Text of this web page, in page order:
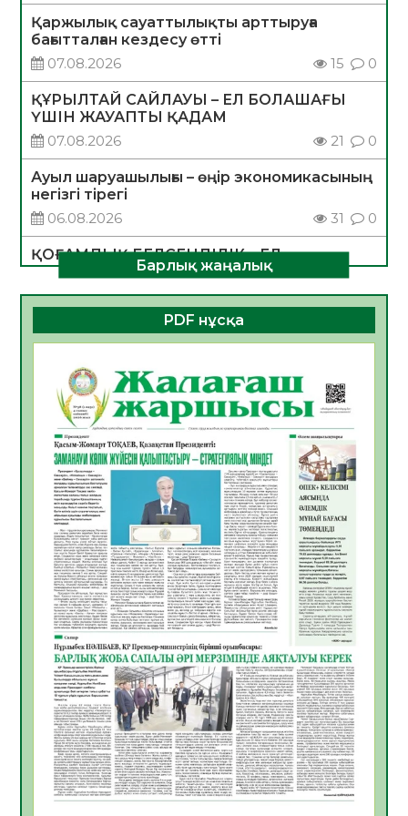
Қаржылық сауаттылықты арттыруға
бағытталған кездесу өтті
07.08.2026
15 0
ҚҰРЫЛТАЙ САЙЛАУЫ – ЕЛ БОЛАШАҒЫ
ҮШІН ЖАУАПТЫ ҚАДАМ
07.08.2026
21 0
Ауыл шаруашылығы – өңір экономикасының
негізгі тірегі
06.08.2026
31 0
ҚОҒАМДЫҚ БЕЛСЕНДІЛІК – ЕЛ
ДАМУЫНЫҢ НЕГІЗІ
06.08.2026
30 0
ҚҰРЫЛТАЙ САЙЛАУЫ – БОЛАШАҚҚА
06.08.2026
Инфекциялық ауруларға қарсы иммундау
жұмыстарының тиімділігі
06.08.2026
33
Көкжөтел ауруы туралы
06.08.2026
30
АПВ вакцинасы туралы мәлімет
06.08.2026
31
Open Air: Қызылорда облысы полиция
департаменті 20 мыңнан астам
көрерменнің қауіпсіздігін қамтамасыз етті
06.08.2026
41
ҚЫЗЫЛОРДАДА «САНАЛЫ ҰРПАҚ –
ЖАРҚЫН БОЛАШАҚ» АТТЫ КЕҢЕЙТІЛГЕН
МӘЖІЛІС ӨТТІ
05.08.2026
43
Қазақстан Орталық Азиядағы көшуге ең
Барлық жаңалық
PDF нұсқа